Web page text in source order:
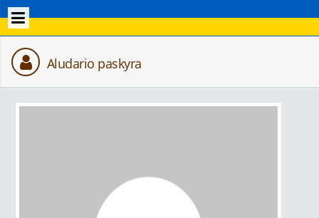
Aludario paskyra